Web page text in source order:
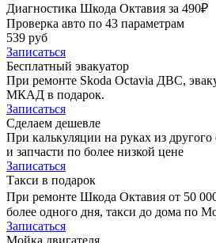
Диагностика Шкода Октавия за 490₽
Проверка авто по 43 параметрам
539 руб
Записаться
Бесплатный эвакуатор
При ремонте Skoda Octavia ДВС,
МКАД в подарок.
Записаться
Сделаем дешевле
При калькуляции на руках из
и запчасти по более низкой цене
Записаться
Такси в подарок
При ремонте Шкода Октавия от 50
более одного дня, такси до дома по
Записаться
Мойка двигателя